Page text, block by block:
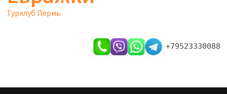
Турклуб Пермь
+79523330088